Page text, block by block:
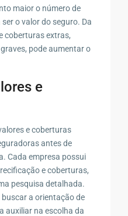
maior o número de
o valor do seguro. Da
coberturas extras,
pode aumentar o
e
e coberturas
antes de
Cada empresa possui
e coberturas,
pesquisa detalhada.
a orientação de
auxiliar na escolha da